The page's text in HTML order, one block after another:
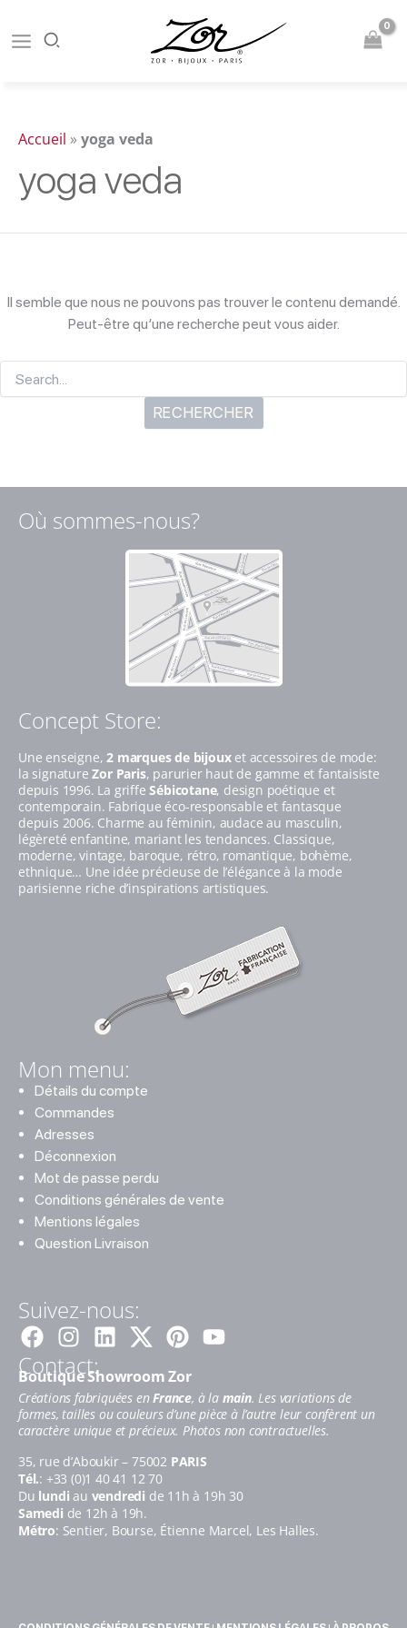
au
contenu
Accueil »yoga veda
yoga veda
Il semble que nous ne pouvons pas trouver le contenu demandé.
Peut-être qu’une recherche peut vous aider.
Où sommes-nous?
Concept Store:
Une enseigne,2 marques de bijouxet accessoires de mode:
la signatureZor Paris, parurier haut de gamme et fantaisiste
depuis 1996. La griffeSébicotane, design poétique et
contemporain. Fabrique éco-responsable et fantasque
depuis 2006. Charme au féminin, audace au masculin,
légèreté enfantine, mariant les tendances. Classique,
moderne, vintage, baroque, rétro, romantique, bohème,
ethnique… Une idée précieuse de l’élégance à la mode
parisienne riche d’inspirations artistiques.
Mon menu:
Détails du compte
Commandes
Adresses
Déconnexion
Mot de passe perdu
Conditions générales de vente
Mentions légales
Question Livraison
Suivez-nous:
Facebook
Instagram
LinkedinPinterestYoutube
Contact:
Boutique Showroom Zor
Créations fabriquées enFrance, à la main. Les variations de
formes, tailles ou couleurs d’une pièce à l’autre leur confèrent un
caractère unique et précieux. Photos non contractuelles.
35, rue d’Aboukir – 75002 PARIS
Tél.: +33 (0)1 40 41 12 70
Du lundi au vendredi de 11h à 19h 30
Samedi de 12h à 19h.
Métro: Sentier, Bourse, Étienne Marcel, Les Halles.